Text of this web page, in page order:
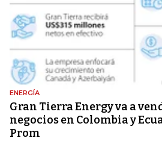
ENERGÍA
Gran Tierra Energy va a
negocios en Colombia y
Prom